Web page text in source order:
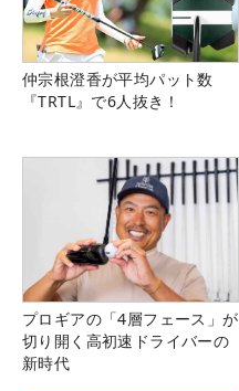
仲宗根澄香が平均パット数
『TRTL』で6人抜き！
プロギアの「4層フェース」が
切り開く高初速ドライバーの
新時代